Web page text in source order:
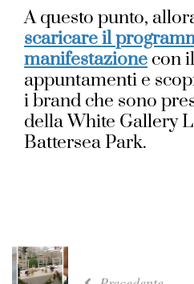
A questo punto,
scaricare il
manifestazione con
appuntamenti e
i brand che sono
della White Gallery
Battersea Park.